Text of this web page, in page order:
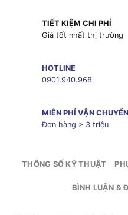
TIẾT KIỆM CHI PHÍ
Giá tốt nhất thị trường
HOTLINE
0901.940.968
MIỄN PHÍ VẬN CHUYỂN
Đơn hàng > 3 triệu
THÔNG SỐ KỸ THUẬT
BÌNH LUẬN &